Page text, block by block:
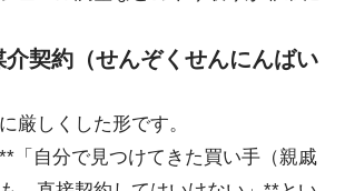
契約（せんぞくせんにんばい
厳しくした形です。
「自分で見つけてきた買い手（親戚